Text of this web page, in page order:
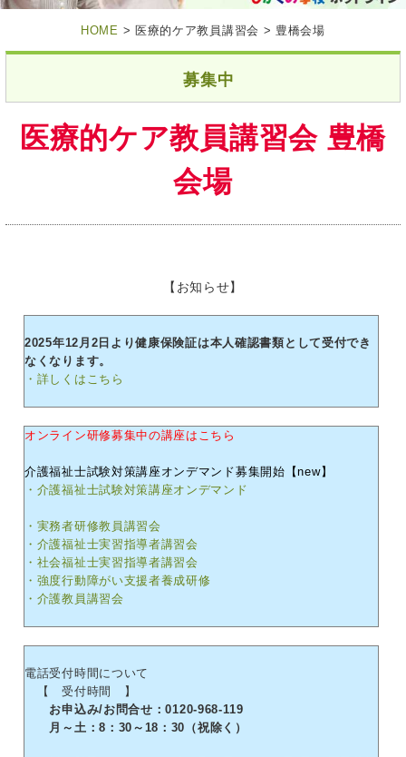
HOME > 医療的ケア教員講習会 > 豊橋会場
募集中
医療的ケア教員講習会 豊橋
会場
【お知らせ】
2025年12月2日より健康保険証は本人確認書類として受付でき
なくなります。
・詳しくはこちら
オンライン研修募集中の講座はこちら
介護福祉士試験対策講座オンデマンド募集開始【new】
・介護福祉士試験対策講座オンデマンド
・実務者研修教員講習会
・介護福祉士実習指導者講習会
・社会福祉士実習指導者講習会
・強度行動障がい支援者養成研修
・介護教員講習会
電話受付時間について
【 受付時間 】
お申込み/お問合せ：0120-968-119
月～土：8：30～18：30（祝除く）